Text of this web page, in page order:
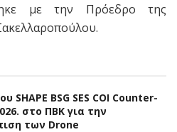
με την Πρόεδρο της
SHAPE BSG SES COI Counter-
στο ΠΒΚ για την
των Drone